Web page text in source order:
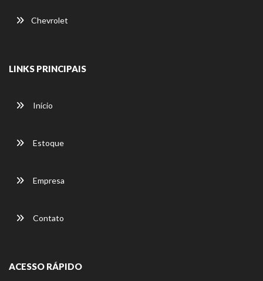
Chevrolet
LINKS PRINCIPAIS
Início
Estoque
Empresa
Contato
ACESSO RÁPIDO